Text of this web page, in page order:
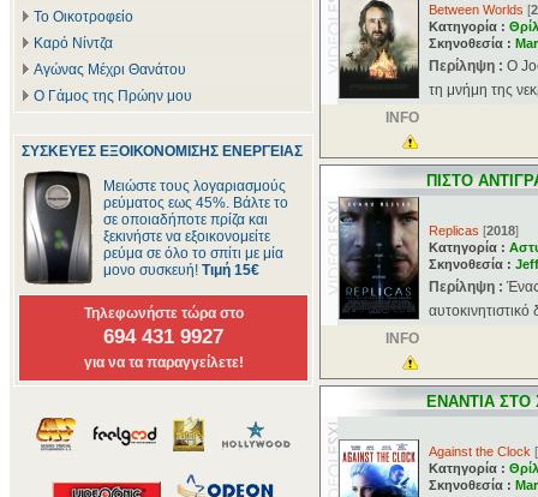
Το Οικοτροφείο
Καρό Νίντζα
Αγώνας Μέχρι Θανάτου
Ο Γάμος της Πρώην μου
ΣΥΣΚΕΥΕΣ ΕΞΟΙΚΟΝΟΜΙΣΗΣ ΕΝΕΡΓΕΙΑΣ
Μειώστε τους λογαριασμούς
ρεύματος εως 45%. Βάλτε το
σε οποιαδήποτε πρίζα και
ξεκινήστε να εξοικονομείτε
ρεύμα σε όλο το σπίτι με μία
μονο συσκευή! Τιμή 15€
Τηλεφωνήστε τώρα στο
694 431 9927
για να τα παραγγείλετε!
Between Worlds [
Κατηγορία :
Σκηνοθεσία :
Περίληψη : Ο
τη μνήμη της
INFO
ΠΙΣΤΟ
Replicas [2018]
Κατηγορία :
Σκηνοθεσία :
Περίληψη :
INFO
ΕΝΑΝΤΙΑ
Against the Clock [
Κατηγορία :
Σκηνοθεσία :